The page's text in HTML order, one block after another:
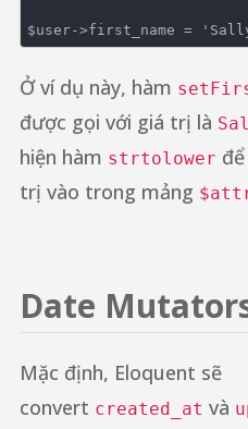
$user->first_name =
Ở ví dụ này, hàm
được gọi với giá trị là
hiện hàm strtolower
trị vào trong mảng
Date
Mặc định, Eloquent sẽ
convert created_at và